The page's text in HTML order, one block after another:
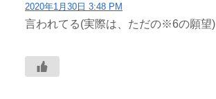
2020年1月30日 3:48 PM
言われてる(実際は、ただの※6の願望)